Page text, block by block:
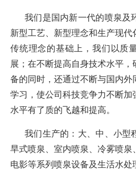
我们是国内新一代的喷泉及
新型工艺、新型理念和生产现
传统理念的基础上，我们以质
展；在不断提高自身技术水平
备的同时，还通过不断与国内
学习，使公司科技竞争力不断
水平有了质的飞越和提高。
我们生产的：大、中、小型
旱式喷泉、室内喷泉、冷雾喷
电影等系列喷泉设备及生活水